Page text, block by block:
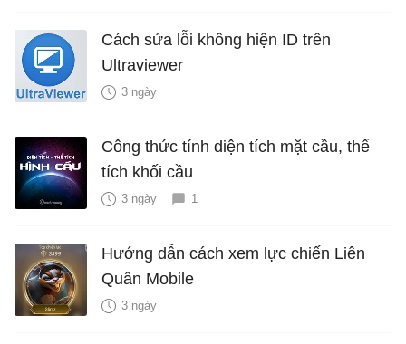
Cách sửa lỗi không hiện ID trên
Ultraviewer
3 ngày
Công thức tính diện tích mặt cầu, thể
tích khối cầu
3 ngày 1
Hướng dẫn cách xem lực chiến Liên
Quân Mobile
3 ngày